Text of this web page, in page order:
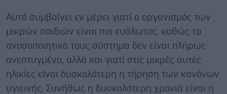
Αυτό συμβαίνει εν μέρει γιατί ο οργανισμός των
μικρών παιδιών είναι πιο ευάλωτος, καθώς το
ανοσοποιητικό τους σύστημα δεν είναι πλήρως
ανεπτυγμένο, αλλά και γιατί στις μικρές αυτές
ηλικίες είναι δυσκολότερη η τήρηση των κανόνων
υγιεινής. Συνήθως η δυσκολότερη χρονιά είναι η